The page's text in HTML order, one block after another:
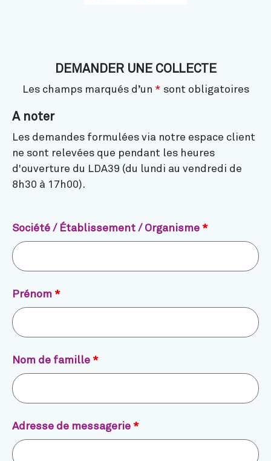
DEMANDER UNE COLLECTE
Les champs marqués d’un * sont obligatoires
A noter
Les demandes formulées via notre espace client
ne sont relevées que pendant les heures
d'ouverture du LDA39 (du lundi au vendredi de
8h30 à 17h00).
Société / Établissement / Organisme *
Prénom *
Nom de famille *
Adresse de messagerie *